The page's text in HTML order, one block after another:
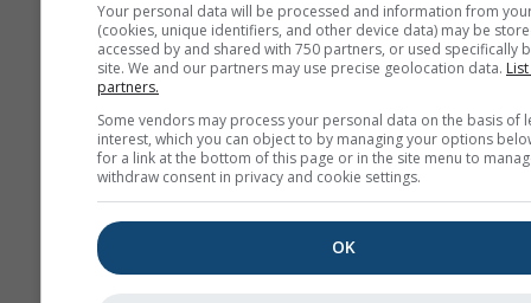
Prognoza
sezonowa
Your personal data will be processed and information from
(cookies, unique identifiers, and other device data) may be
accessed by and shared with 750 partners, or used specifically
site. We and our partners may use precise geolocation data.
partners.
Some vendors may process your personal data on the basis of
interest, which you can object to by managing your options
for a link at the bottom of this page or in the site menu to
withdraw consent in privacy and cookie settings.
OK